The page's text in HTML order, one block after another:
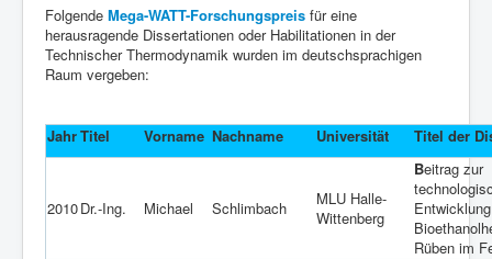
Das Junge Kollegium Thermodynamik (JuKoTherm)
Links
Folgende Mega-WATT-Forschungspreis für eine
herausragende Dissertationen oder Habilitationen in der
Technischer Thermodynamik wurden im deutschsprachigen
Raum vergeben:
JahrTitel Vorname Nachname Universität Titel der
2010Dr.-Ing. Michael Schlimbach
MLU Halle-
Wittenberg
Beitrag zur
Rüben im